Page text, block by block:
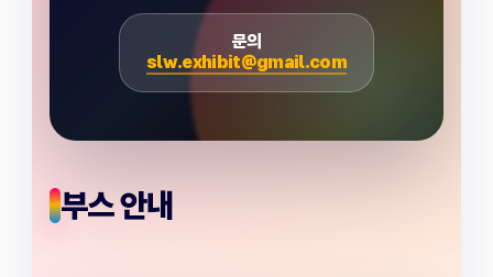
문의
slw.exhibit@gmail.com
부스 안내